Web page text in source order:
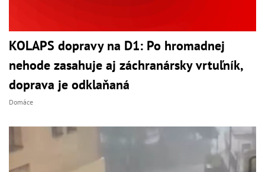
KOLAPS dopravy na D1: Po hromadnej
nehode zasahuje aj záchranársky vrtuľník,
doprava je odklaňaná
Domáce